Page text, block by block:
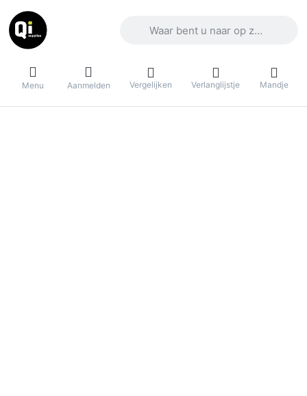
Menu Aanmelden Vergelijken Verlanglijstje Mandje